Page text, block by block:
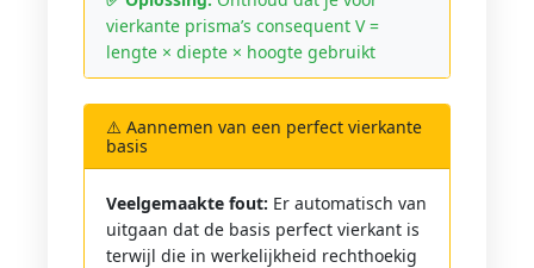
vierkante prisma’s consequent V =
lengte × diepte × hoogte gebruikt
⚠️ Aannemen van een perfect vierkante
basis
Veelgemaakte fout: Er automatisch van
uitgaan dat de basis perfect vierkant is
terwijl die in werkelijkheid rechthoekig